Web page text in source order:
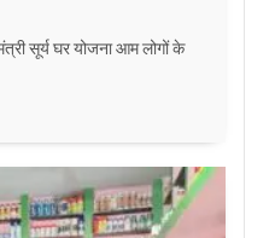
सूर्य घर योजना आम लोगों के